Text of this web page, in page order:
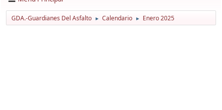
GDA.-Guardianes Del Asfalto ► Calendario ► Enero 2025